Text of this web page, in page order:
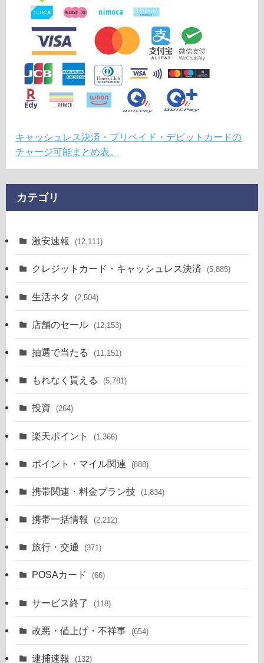
キャッシュレス決済・プリペイド・デビットカードの
チャージ可能まとめ表。
カテゴリ
激安速報 (12,111)
クレジットカード・キャッシュレス決済 (5,885)
生活ネタ (2,504)
店舗のセール (12,153)
抽選で当たる (11,151)
もれなく貰える (5,781)
投資 (264)
楽天ポイント (1,366)
ポイント・マイル関連 (888)
携帯関連・料金プラン技 (1,834)
携帯一括情報 (2,212)
旅行・交通 (371)
POSAカード (66)
サービス終了 (118)
改悪・値上げ・不祥事 (654)
逮捕速報 (132)